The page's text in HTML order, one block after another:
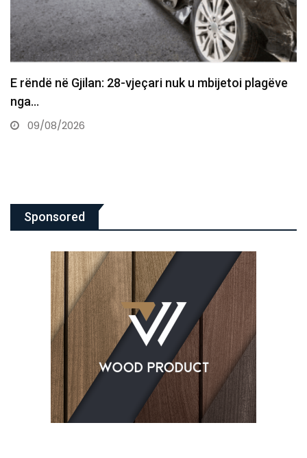
E dhimbshme: Ndahet nga jeta veterani i UÇK-së,
Musli Krasniqi
09/08/2026
Sponsored